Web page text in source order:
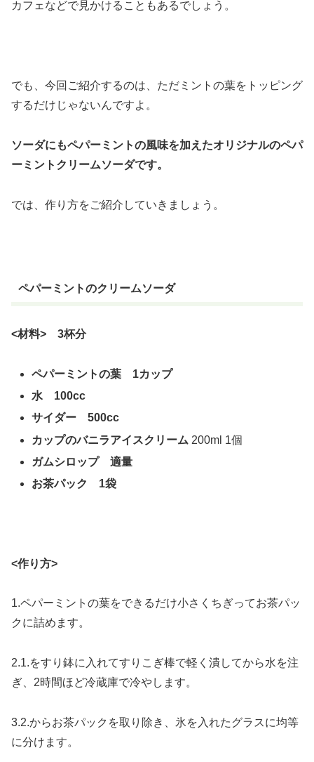
カフェなどで見かけることもあるでしょう。
でも、今回ご紹介するのは、ただミントの葉をトッピング
するだけじゃないんですよ。
ソーダにもペパーミントの風味を加えたオリジナルのペパ
ーミントクリームソーダです。
では、作り方をご紹介していきましょう。
ペパーミントのクリームソーダ
<材料> 3杯分
ペパーミントの葉 1カップ
水 100cc
サイダー 500cc
カップのバニラアイスクリーム 200ml 1個
ガムシロップ 適量
お茶パック 1袋
<作り方>
1.ペパーミントの葉をできるだけ小さくちぎってお茶パッ
クに詰めます。
2.1.をすり鉢に入れてすりこぎ棒で軽く潰してから水を注
ぎ、2時間ほど冷蔵庫で冷やします。
3.2.からお茶パックを取り除き、氷を入れたグラスに均等
に分けます。